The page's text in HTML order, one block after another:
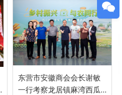
东营市安徽商会会长谢敏
一行考察龙居镇麻湾西瓜